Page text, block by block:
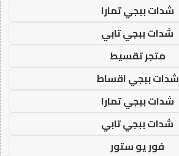
شدات ببجي تمارا
شدات ببجي تابي
متجر تقسيط
شدات ببجي اقساط
شدات ببجي تمارا
شدات ببجي تابي
فور يو ستور